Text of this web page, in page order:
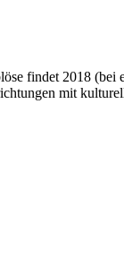
findet 2018
mit